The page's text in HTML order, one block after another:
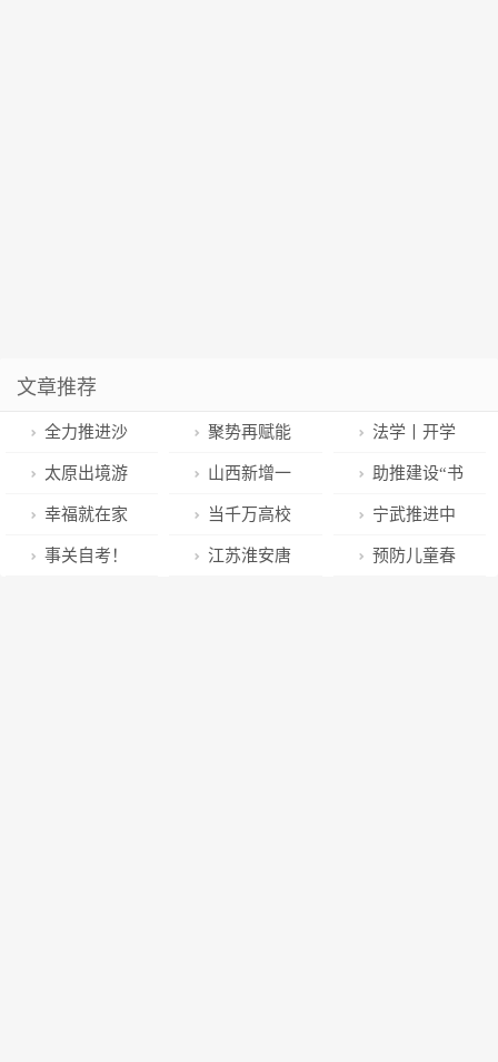
文章推荐
全力推进沙
南高速项目提
速增效
聚势再赋能
黍酒向新生
法学丨开学
季，赢在学习
方法
太原出境游
市场按下“重启
键”
山西新增一
条跨省高铁，
看看都经过哪
助推建设“书
香昌平”！昌平
举办实体书店
幸福就在家
门口！看看这
当千万高校
毕业生涌入就
宁武推进中
央生态环保督
事关自考！ 江苏淮安唐 预防儿童春